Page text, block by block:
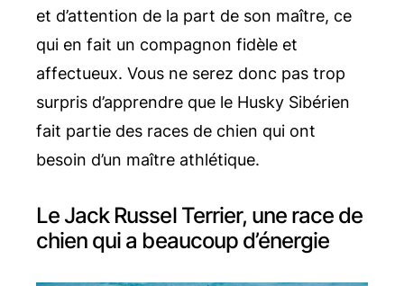
et d’attention de la part de son maître, ce
qui en fait un compagnon fidèle et
affectueux. Vous ne serez donc pas trop
surpris d’apprendre que le Husky Sibérien
fait partie des races de chien qui ont
besoin d’un maître athlétique.
Le Jack Russel Terrier, une race de
chien qui a beaucoup d’énergie